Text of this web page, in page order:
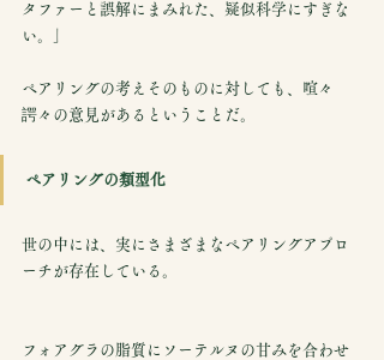
タファーと誤解にまみれた、疑似科学にすぎな
い。」
ペアリングの考えそのものに対しても、喧々
諤々の意見があるということだ。
ペアリングの類型化
世の中には、実にさまざまなペアリングアプロ
ーチが存在している。
フォアグラの脂質にソーテルヌの甘みを合わせ